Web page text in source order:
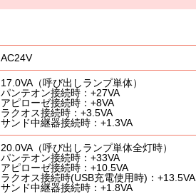
AC24V
17.0VA（呼び出しランプ単体）
パンテオン接続時：+27VA
アピローゼ接続時：+8VA
ラクオス接続時：+3.5VA
サンド中継器接続時：+1.3VA
20.0VA（呼び出しランプ単体全灯時）
パンテオン接続時：+33VA
アピローゼ接続時：+10.5VA
ラクオス接続時(USB充電使用時)：+13.5VA
サンド中継器接続時：+1.8VA